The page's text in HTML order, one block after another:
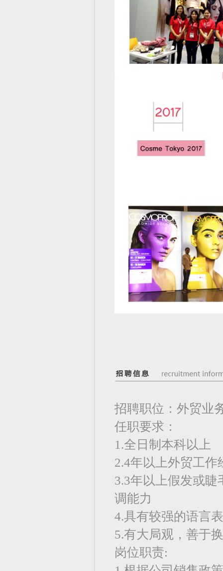
招聘职位：外贸业
任职要求：
1.全日制本科以上
2.4年以上外贸工
3.3年以上假发或
调能力
4.具有较强的语言
5.有大局观，善于
岗位职责: